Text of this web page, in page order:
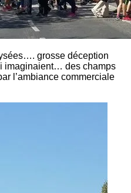
grosse déception
imaginaient… des champs
l’ambiance commerciale